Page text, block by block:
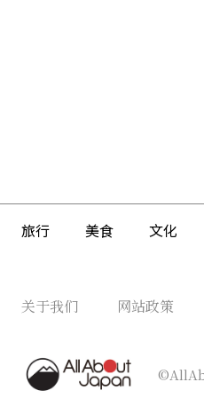
旅行 美食 文化
关于我们 网站政策